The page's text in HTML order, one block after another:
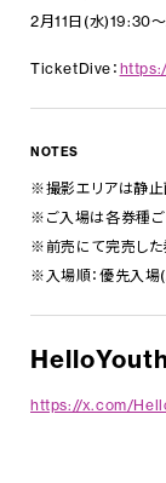
2月11日(水)19:30
TicketDive：
NOTES
※撮影エリアは静止
※ご入場は各券種ご
※前売にて完売した
※入場順：優先入
https://x.com/